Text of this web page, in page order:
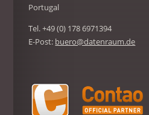
Portugal
Tel. +49 (0) 178 6971394
E-Post:buero@datenraum.de